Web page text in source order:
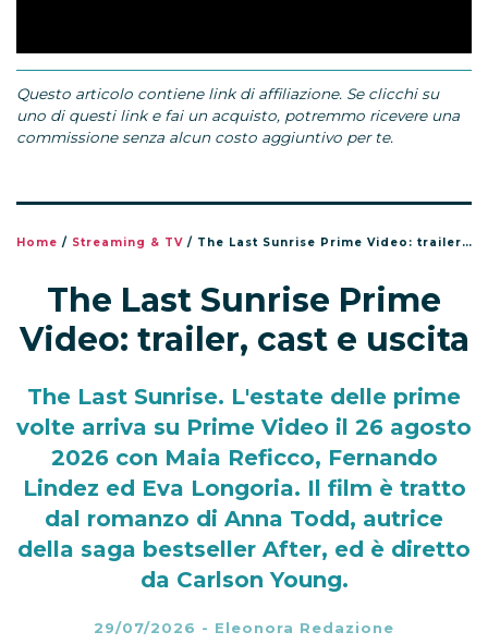
Questo articolo contiene link di affiliazione. Se clicchi su
uno di questi link e fai un acquisto, potremmo ricevere una
commissione senza alcun costo aggiuntivo per te.
Home / Streaming & TV / The Last Sunrise Prime Video: trailer, cast e uscita
The Last Sunrise Prime
Video: trailer, cast e uscita
The Last Sunrise. L'estate delle prime
volte arriva su Prime Video il 26 agosto
2026 con Maia Reficco, Fernando
Lindez ed Eva Longoria. Il film è tratto
dal romanzo di Anna Todd, autrice
della saga bestseller After, ed è diretto
da Carlson Young.
29/07/2026 - Eleonora Redazione